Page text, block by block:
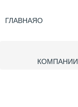
ГЛАВНАЯО
КОМПАНИИ